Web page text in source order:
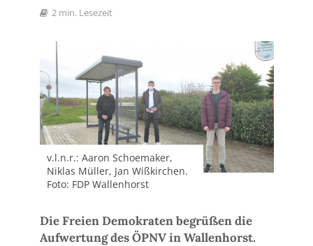
2 min. Lesezeit
v.l.n.r.: Aaron Schoemaker,
Niklas Müller, Jan Wißkirchen.
Foto: FDP Wallenhorst
Die Freien Demokraten begrüßen die
Aufwertung des ÖPNV in Wallenhorst.